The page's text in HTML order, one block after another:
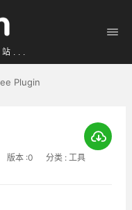
站...
Plugin
版本 :0 分类 : 工具